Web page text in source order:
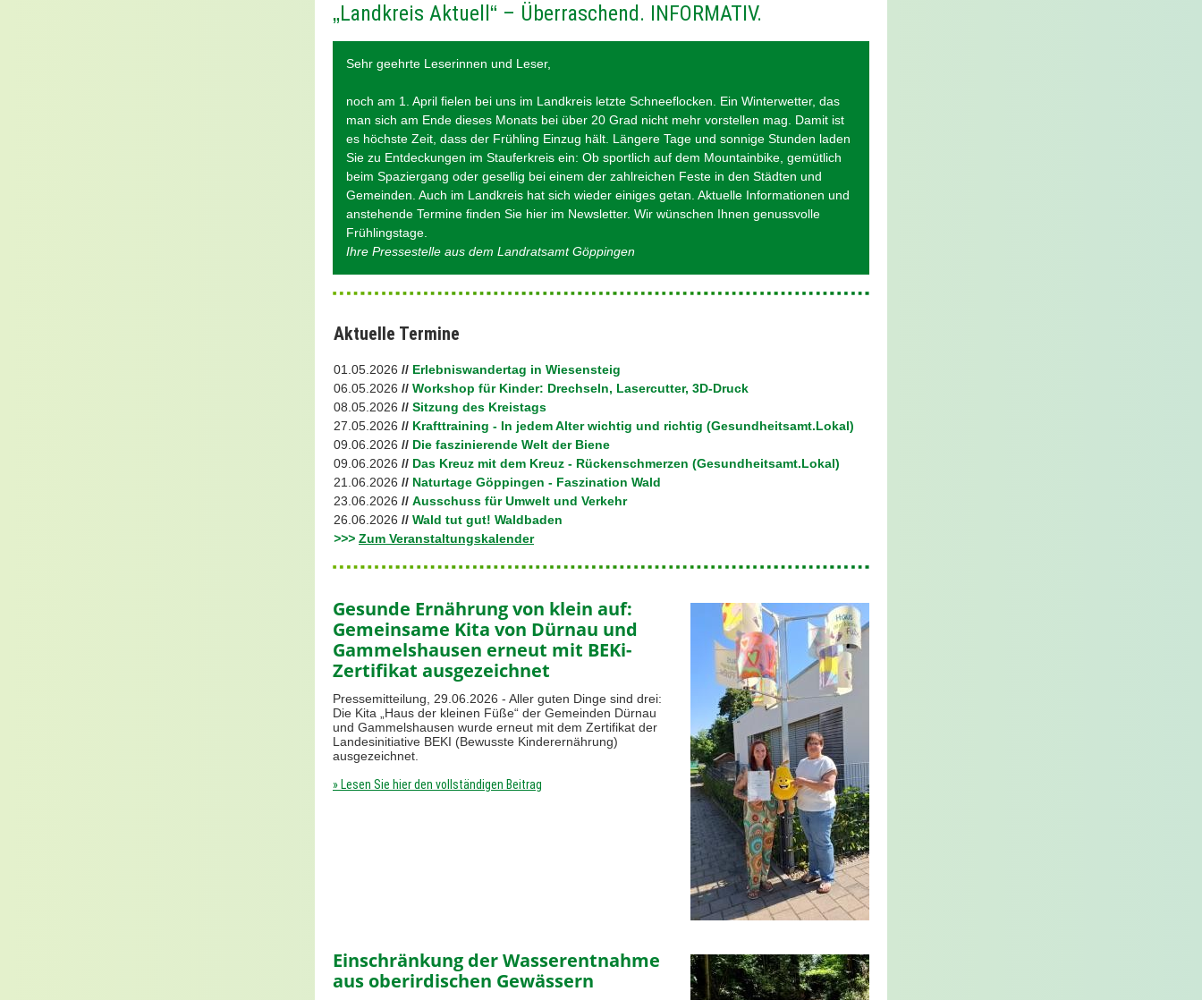
„Landkreis Aktuell “ – Überraschend. INFORMATIV.
Sehr geehrte Leserinnen und Leser,
noch am 1. April fielen bei uns im Landkreis letzte Schneeflocken. Ein Winterwetter, das
man sich am Ende dieses Monats bei über 20 Grad nicht mehr vorstellen mag. Damit ist
es höchste Zeit, dass der Frühling Einzug hält. Längere Tage und sonnige Stunden laden
Sie zu Entdeckungen im Stauferkreis ein: Ob sportlich auf dem Mountainbike, gemütlich
beim Spaziergang oder gesellig bei einem der zahlreichen Feste in den Städten und
Gemeinden. Auch im Landkreis hat sich wieder einiges getan. Aktuelle Informationen und
anstehende Termine finden Sie hier im Newsletter. Wir wünschen Ihnen genussvolle
Frühlingstage.
Ihre Pressestelle aus dem Landratsamt Göppingen
Aktuelle Termine
01.05.2026 // Erlebniswandertag in Wiesensteig
06.05.2026 // Workshop für Kinder: Drechseln, Lasercutter, 3D-Druck
08.05.2026 // Sitzung des Kreistags
27.05.2026 // Krafttraining - In jedem Alter wichtig und richtig (Gesundheitsamt.Lokal)
09.06.2026 // Die faszinierende Welt der Biene
09.06.2026 // Das Kreuz mit dem Kreuz - Rückenschmerzen (Gesundheitsamt.Lokal)
21.06.2026 // Naturtage Göppingen - Faszination Wald
23.06.2026 // Ausschuss für Umwelt und Verkehr
26.06.2026 // Wald tut gut! Waldbaden
>>> Zum Veranstaltungskalender
Gesunde Ernährung von klein auf:
Gemeinsame Kita von Dürnau und
Gammelshausen erneut mit BEKi-
Zertifikat ausgezeichnet
Pressemitteilung, 29.06.2026 - Aller guten Dinge sind drei:
Die Kita „Haus der kleinen Füße“ der Gemeinden Dürnau
und Gammelshausen wurde erneut mit dem Zertifikat der
Landesinitiative BEKI (Bewusste Kinderernährung)
ausgezeichnet.
» Lesen Sie hier den vollständigen Beitrag
Einschränkung der Wasserentnahme
aus oberirdischen Gewässern